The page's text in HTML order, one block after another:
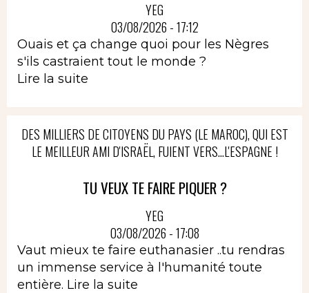
YEG
03/08/2026 - 17:12
Ouais et ça change quoi pour les Nègres
s'ils castraient tout le monde ?
Lire la suite
DES MILLIERS DE CITOYENS DU PAYS (LE MAROC), QUI EST
LE MEILLEUR AMI D'ISRAËL, FUIENT VERS...L'ESPAGNE !
TU VEUX TE FAIRE PIQUER ?
YEG
03/08/2026 - 17:08
Vaut mieux te faire euthanasier ..tu rendras
un immense service à l'humanité toute
entière. Lire la suite